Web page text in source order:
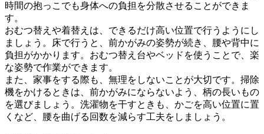
時間の抱っこでも身体への負担を分散させることができま
す。
おむつ替えや着替えは、できるだけ高い位置で行うようにし
ましょう。床で行うと、前かがみの姿勢が続き、腰や背中に
負担がかかります。おむつ替え台やベッドを使うことで、楽
な姿勢で作業ができます。
また、家事をする際も、無理をしないことが大切です。掃除
機をかけるときは、前かがみにならないよう、柄の長いもの
を選びましょう。洗濯物を干すときも、かごを高い位置に置
くなど、腰を曲げる回数を減らす工夫をしましょう。